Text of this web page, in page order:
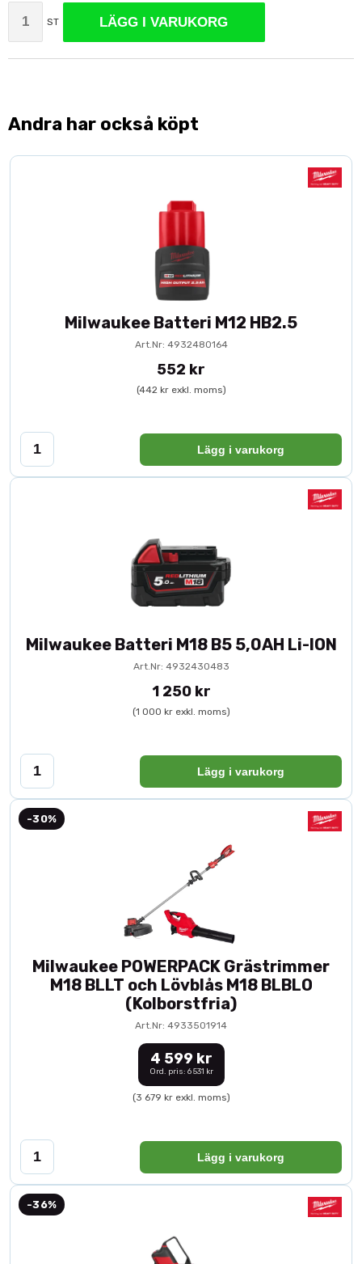
ST LÄGG I VARUKORG
Andra har också köpt
Milwaukee Batteri M12 HB2.5
Art.Nr: 4932480164
552 kr
(442 kr exkl. moms)
Lägg i varukorg
Milwaukee Batteri M18 B5 5,0AH Li-ION
Art.Nr: 4932430483
1 250 kr
(1 000 kr exkl. moms)
Lägg i varukorg
-30%
Milwaukee POWERPACK Grästrimmer
M18 BLLT och Lövblås M18 BLBLO
(Kolborstfria)
Art.Nr: 4933501914
4 599 kr
Ord. pris: 6 531 kr
(3 679 kr exkl. moms)
Lägg i varukorg
-36%